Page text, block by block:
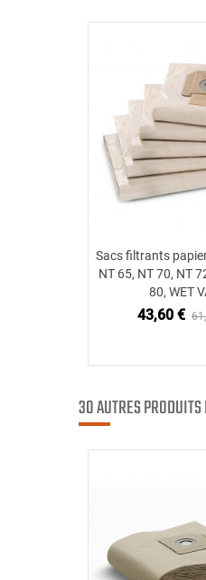
Ajouter
Sacs filtrants
NT 65, NT 70, NT
80, WET
43,60 €
30 AUTRES